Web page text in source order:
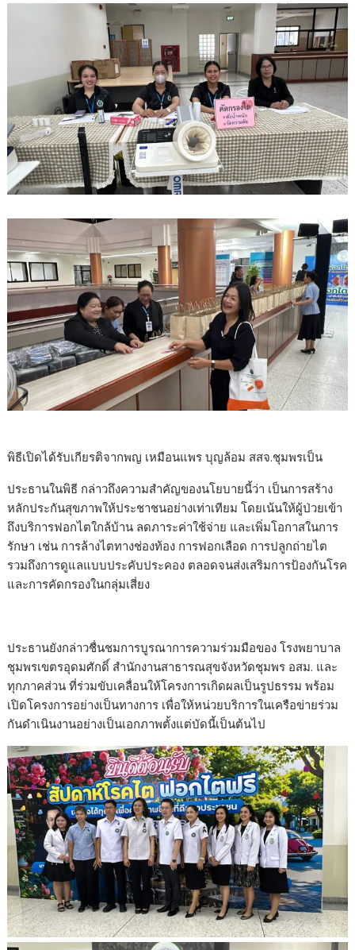
พิธีเปิดได้รับเกียรติจากพญ เหมือนแพร บุญล้อม สสจ.ชุมพรเป็น
ประธานในพิธี กล่าวถึงความสำคัญของนโยบายนี้ว่า เป็นการสร้าง
หลักประกันสุขภาพให้ประชาชนอย่างเท่าเทียม โดยเน้นให้ผู้ป่วยเข้า
ถึงบริการฟอกไตใกล้บ้าน ลดภาระค่าใช้จ่าย และเพิ่มโอกาสในการ
รักษา เช่น การล้างไตทางช่องท้อง การฟอกเลือด การปลูกถ่ายไต
รวมถึงการดูแลแบบประคับประคอง ตลอดจนส่งเสริมการป้องกันโรค
และการคัดกรองในกลุ่มเสี่ยง
ประธานยังกล่าวชื่นชมการบูรณาการความร่วมมือของ โรงพยาบาล
ชุมพรเขตรอุดมศักดิ์ สำนักงานสาธารณสุขจังหวัดชุมพร อสม. และ
ทุกภาคส่วน ที่ร่วมขับเคลื่อนให้โครงการเกิดผลเป็นรูปธรรม พร้อม
เปิดโครงการอย่างเป็นทางการ เพื่อให้หน่วยบริการในเครือข่ายร่วม
กันดำเนินงานอย่างเป็นเอกภาพตั้งแต่บัดนี้เป็นต้นไป